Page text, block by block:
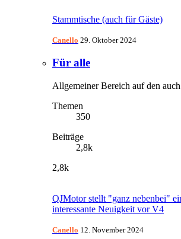
Stammtische (auch für Gäste)
Canello 29. Oktober 2024
Für alle
Allgemeiner Bereich auf den
Themen
350
Beiträge
2,8k
2,8k
QJMotor stellt "ganz nebenbei"
interessante Neuigkeit vor V4
Canello 12. November 2024